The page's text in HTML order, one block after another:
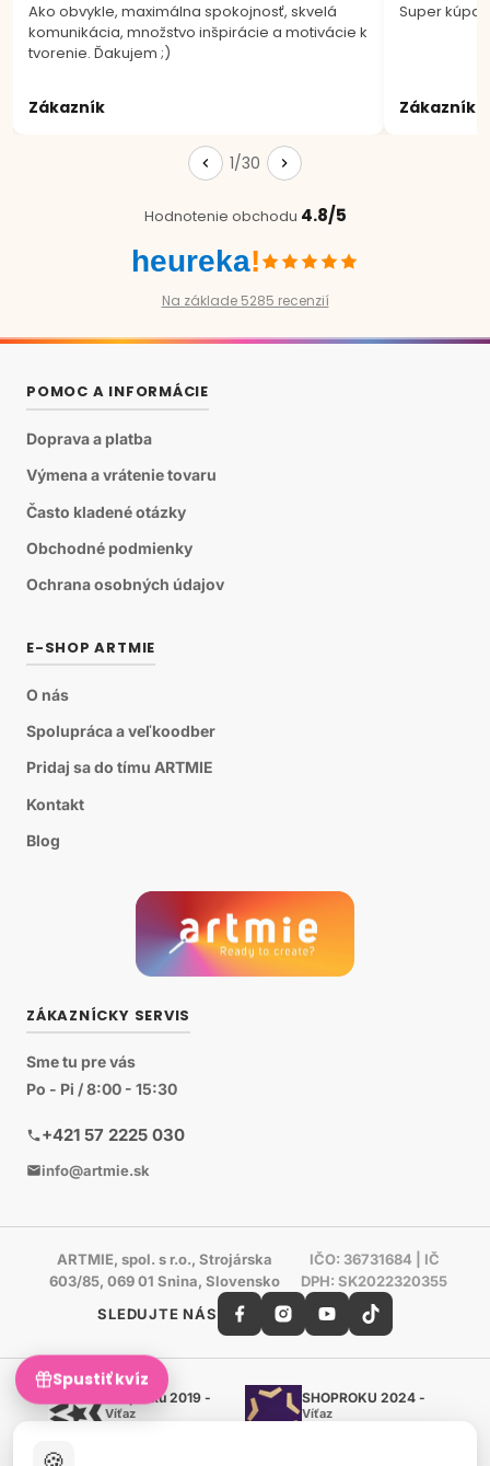
Ako obvykle, maximálna spokojnosť, skvelá
komunikácia, množstvo inšpirácie a motivácie k
tvorenie. Ďakujem ;)
Zákazník
Super
Zákazník
1/30
Hodnotenie obchodu 4.8/5
heureka!
Na základe 5285 recenzií
POMOC A INFORMÁCIE
Doprava a platba
Výmena a vrátenie tovaru
Často kladené otázky
Obchodné podmienky
Ochrana osobných údajov
E-SHOP ARTMIE
O nás
Spolupráca a veľkoodber
Pridaj sa do tímu ARTMIE
Kontakt
Blog
ZÁKAZNÍCKY SERVIS
Sme tu pre vás
Po - Pi / 8:00 - 15:30
+421 57 2225 030
info@artmie.sk
ARTMIE, spol. s r.o., Strojárska
603/85, 069 01 Snina, Slovensko
IČO: 36731684 | IČ
DPH: SK2022320355
SLEDUJTE NÁS
Shoproku 2019 -
Víťaz
SHOPROKU 2024 -
Víťaz
Spustiť kvíz